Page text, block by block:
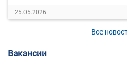
25.05.2026
Все
Вакансии